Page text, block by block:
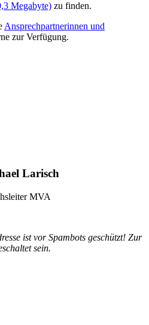
Megabyte) zu finden.
Ansprechpartnerinnen und
zur Verfügung.
Larisch
MVA
ist vor Spambots geschützt! Zur
sein.